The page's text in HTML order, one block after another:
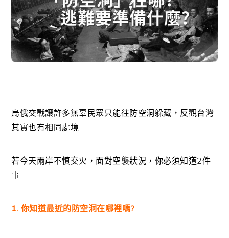
烏俄交戰讓許多無辜民眾只能往防空洞躲藏，反觀台灣
其實也有相同處境
若今天兩岸不慎交火，面對空襲狀況，你必須知道2件
事
1. 你知道最近的防空洞在哪裡嗎?